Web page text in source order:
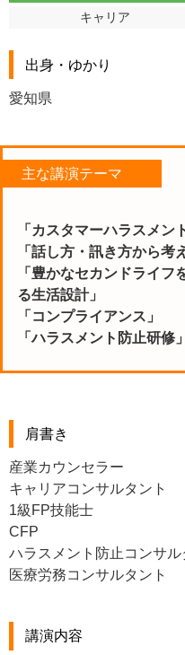
キャリア
出身・ゆかり
愛知県
主な講演テーマ
「カスタマーハラスメン
「話し方・訊き方から考
「豊かなセカンドライフ
る生活設計」
「コンプライアンス」
「ハラスメント防止研修」
肩書き
産業カウンセラー
キャリアコンサルタント
1級FP技能士
CFP
ハラスメント防止コンサル
医療労務コンサルタント
講演内容